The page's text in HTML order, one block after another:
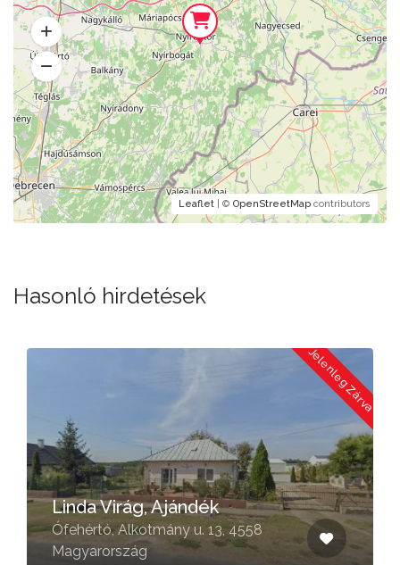
Leaflet | © OpenStreetMap contributors
Hasonló hirdetések
Jelenleg Zárva
Linda Virág, Ajándék
Ófehértó, Alkotmány u. 13, 4558
Magyarország